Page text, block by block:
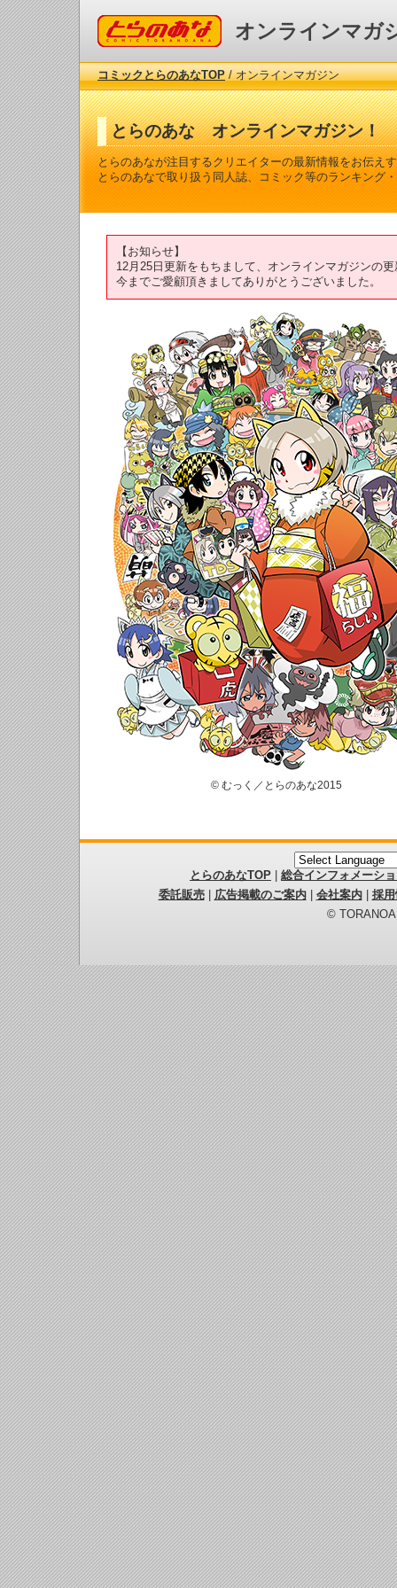
コミックとらのあな オンラインマガ
コミックとらのあなTOP/ オンラインマガジン
とらのあな オンラインマガジン！
とらのあなが注目するクリエイターの最新情報をお伝え
とらのあなで取り扱う同人誌、コミック等のランキング
【お知らせ】
12月25日更新をもちまして、オンラインマガジンの
今までご愛顧頂きましてありがとうございました。
© むっく／とらのあな2015
とらのあなTOP
総合インフォメーシ
委託販売| 広告掲載のご案内| 会社案内| 採
©